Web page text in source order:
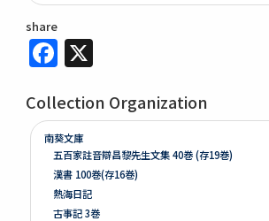
share
Facebook
Collection Organization
南葵文庫
五百家註音辯昌黎先生文集 40巻 (存19巻)
漢書 100巻(存16巻)
熱海日記
古事記 3巻